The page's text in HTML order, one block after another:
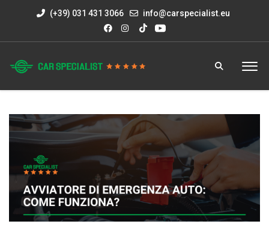
(+39) 031 431 3066 info@carspecialist.eu